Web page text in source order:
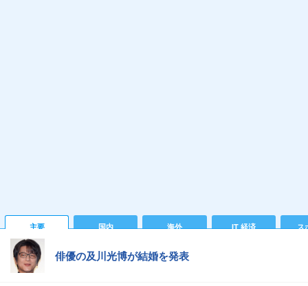
主要 国内 海外 IT 経済 ス
俳優の及川光博が結婚を発表